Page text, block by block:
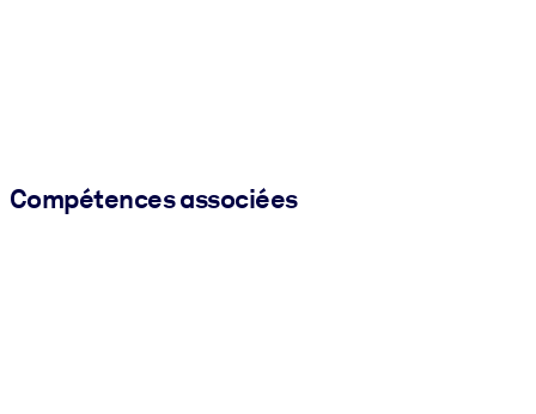
Compétences associées